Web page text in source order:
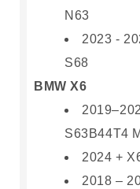
N63
2023 -
S68
BMW X6
S63B44T4
2024 +
2018 –